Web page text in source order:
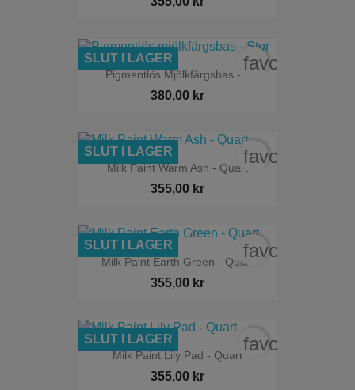
Pigmentlös Mjölkfärgsbas -...
380,00 kr
SLUT I LAGER
Milk Paint Warm Ash - Quart
355,00 kr
SLUT I LAGER
Milk Paint Earth Green - Quart
355,00 kr
SLUT I LAGER
Milk Paint Lily Pad - Quart
355,00 kr
SLUT I LAGER